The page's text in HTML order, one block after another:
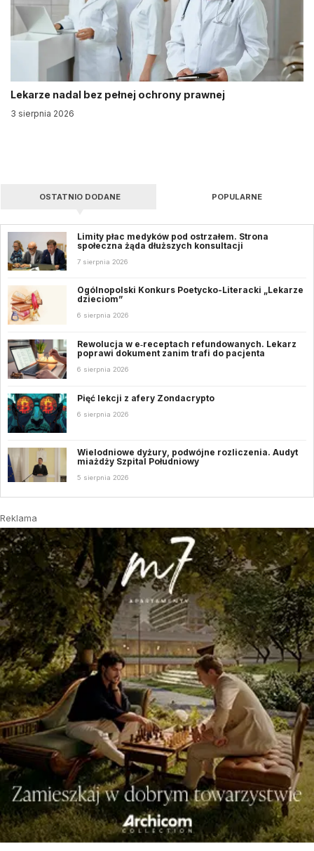
Lekarze nadal bez pełnej ochrony prawnej
3 sierpnia 2026
OSTATNIO DODANE POPULARNE
Limity płac medyków pod ostrzałem. Strona
społeczna żąda dłuższych konsultacji
7 sierpnia 2026
Ogólnopolski Konkurs Poetycko-Literacki „Lekarze
dzieciom”
6 sierpnia 2026
Rewolucja w e‑receptach refundowanych. Lekarz
poprawi dokument zanim trafi do pacjenta
6 sierpnia 2026
Pięć lekcji z afery Zondacrypto
6 sierpnia 2026
Wielodniowe dyżury, podwójne rozliczenia. Audyt
miażdży Szpital Południowy
5 sierpnia 2026
Reklama